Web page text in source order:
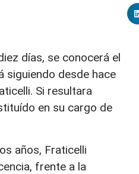
días, se conocerá el
siguiendo desde hace
Si resultara
en su cargo de
años, Fraticelli
frente a la